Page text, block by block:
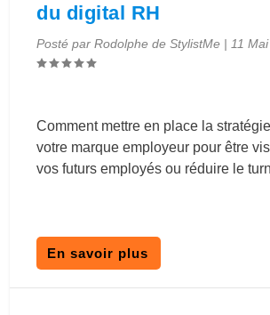
du digital RH
Posté parRodolphe de StylistMe | 11
Comment mettre en place la
votre marque employeur pour être
vos futurs employés ou réduire le
En savoir plus